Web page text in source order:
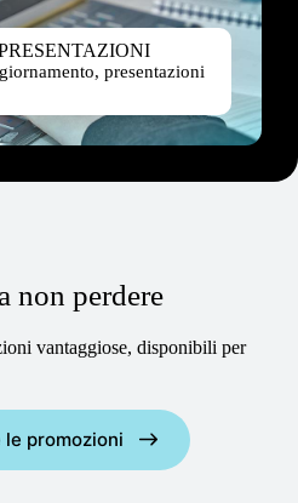
presentazioni
non perdere
vantaggiose, disponibili per
promozioni